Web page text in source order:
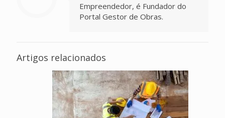
Empreendedor, é Fundador do
Portal Gestor de Obras.
Artigos relacionados